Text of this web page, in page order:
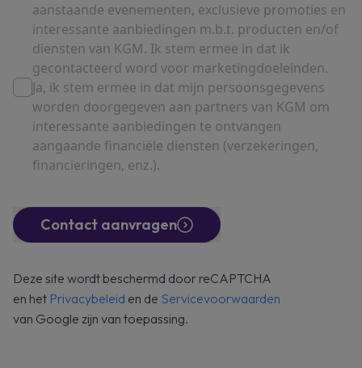
aanstaande evenementen, exclusieve promoties en
interessante aanbiedingen m.b.t. producten en/of
diensten van KGM. Ik stem ermee in dat ik
gecontacteerd word voor marketingdoeleinden.
Ja, ik stem ermee in dat mijn persoonsgegevens
worden doorgegeven aan partners van KGM om
interessante aanbiedingen te ontvangen
aangaande financiële diensten (verzekeringen,
financieringen, enz.).
Contact aanvragen
Deze site wordt beschermd door reCAPTCHA
en het Privacybeleid en de Servicevoorwaarden
van Google zijn van toepassing.